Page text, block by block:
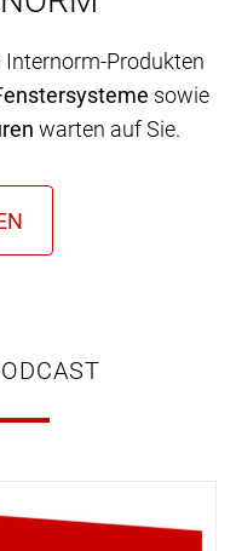
Internorm-Produkten
sowie
warten auf Sie.